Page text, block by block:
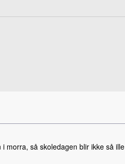
morra, så skoledagen blir ikke så ille